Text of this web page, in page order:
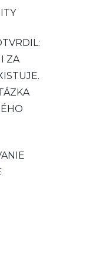
ZA